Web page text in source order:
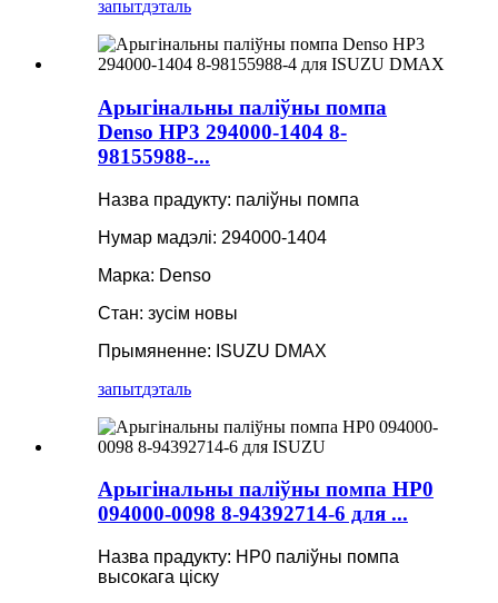
запытдэталь
Арыгінальны паліўны помпа
Denso HP3 294000-1404 8-
98155988-...
Назва прадукту: паліўны помпа
Нумар мадэлі: 294000-1404
Марка: Denso
Стан: зусім новы
Прымяненне: ISUZU DMAX
запытдэталь
Арыгінальны паліўны помпа HP0
094000-0098 8-94392714-6 для ...
Назва прадукту: HP0 паліўны помпа
высокага ціску